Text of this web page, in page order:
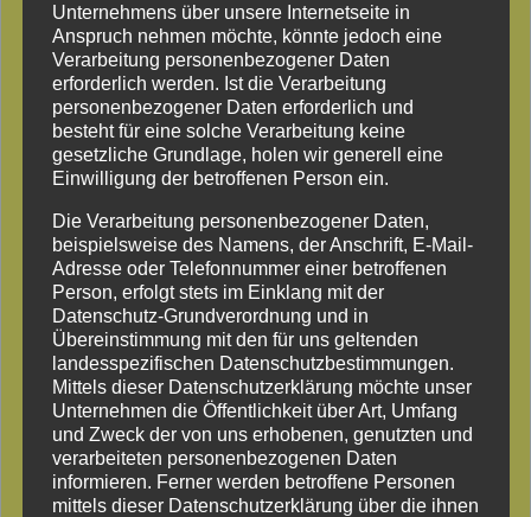
Woodfeeling
Unternehmens über unsere Internetseite in
Anspruch nehmen möchte, könnte jedoch eine
Verarbeitung personenbezogener Daten
erforderlich werden. Ist die Verarbeitung
personenbezogener Daten erforderlich und
besteht für eine solche Verarbeitung keine
gesetzliche Grundlage, holen wir generell eine
Einwilligung der betroffenen Person ein.
Die Verarbeitung personenbezogener Daten,
beispielsweise des Namens, der Anschrift, E-Mail-
Adresse oder Telefonnummer einer betroffenen
Person, erfolgt stets im Einklang mit der
Datenschutz-Grundverordnung und in
Übereinstimmung mit den für uns geltenden
landesspezifischen Datenschutzbestimmungen.
Mittels dieser Datenschutzerklärung möchte unser
Unternehmen die Öffentlichkeit über Art, Umfang
und Zweck der von uns erhobenen, genutzten und
verarbeiteten personenbezogenen Daten
informieren. Ferner werden betroffene Personen
mittels dieser Datenschutzerklärung über die ihnen